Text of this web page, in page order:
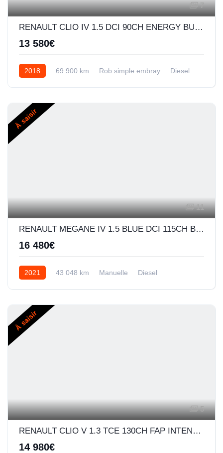
7
RENAULT CLIO IV 1.5 DCI 90CH ENERGY BUSINESS EDC 5P
13 580€
2018 69 900 km Rob simple embray Diesel
À saisir
11
RENAULT MEGANE IV 1.5 BLUE DCI 115CH BUSINESS -21N
16 480€
2021 43 048 km Manuelle Diesel
À saisir
5
RENAULT CLIO V 1.3 TCE 130CH FAP INTENS EDC
14 980€